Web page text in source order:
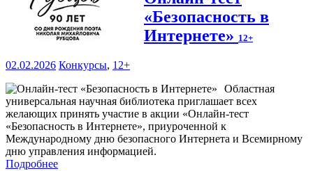
«Безопасность в
Интернете» 12+
02.02.2026 Конкурсы, 12+
Областная
универсальная научная библиотека приглашает всех
желающих принять участие в акции «Онлайн-тест
«Безопасность в Интернете», приуроченной к
Международному дню безопасного Интернета и Всемирному
дню управления информацией.
Подробнее